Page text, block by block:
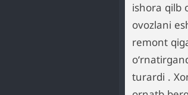
ishora qilb
ovozlani
remont
turardi .